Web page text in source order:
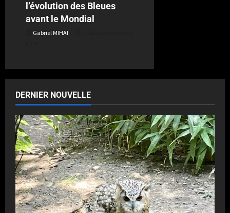
l’évolution des Bleues
avant le Mondial
Gabriel MIHAI
DERNIER NOUVELLE